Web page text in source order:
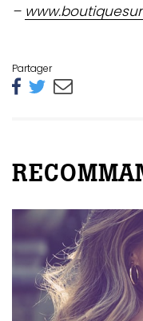
–
Partager